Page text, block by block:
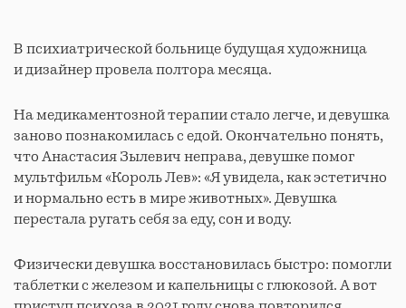
В психиатрической больнице будущая художница
и дизайнер провела полтора месяца.
На медикаментозной терапии стало легче, и девушка
заново познакомилась с едой. Окончательно понять,
что Анастасия Зылевич неправа, девушке помог
мультфильм «Король Лев»: «Я увидела, как эстетично
и нормально есть в мире животных». Девушка
перестала ругать себя за еду, сон и воду.
Физически девушка восстановилась быстро: помогли
таблетки с железом и капельницы с глюкозой. А вот